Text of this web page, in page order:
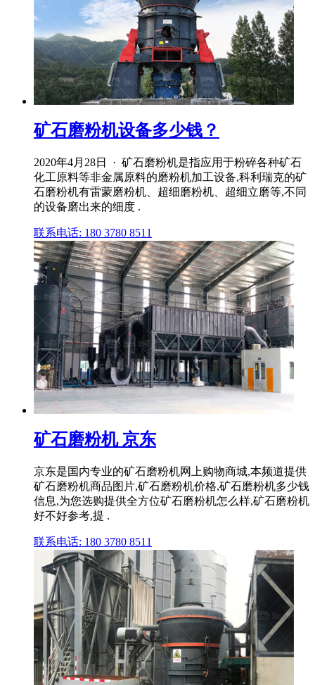
矿石磨粉机设备多少钱？
2020年4月28日 · 矿石磨粉机是指应用于粉碎各种矿石
化工原料等非金属原料的磨粉机加工设备,科利瑞克的矿
石磨粉机有雷蒙磨粉机、超细磨粉机、超细立磨等,不同
的设备磨出来的细度 .
联系电话: 180 3780 8511
矿石磨粉机 京东
京东是国内专业的矿石磨粉机网上购物商城,本频道提供
矿石磨粉机商品图片,矿石磨粉机价格,矿石磨粉机多少钱
信息,为您选购提供全方位矿石磨粉机怎么样,矿石磨粉机
好不好参考,提 .
联系电话: 180 3780 8511